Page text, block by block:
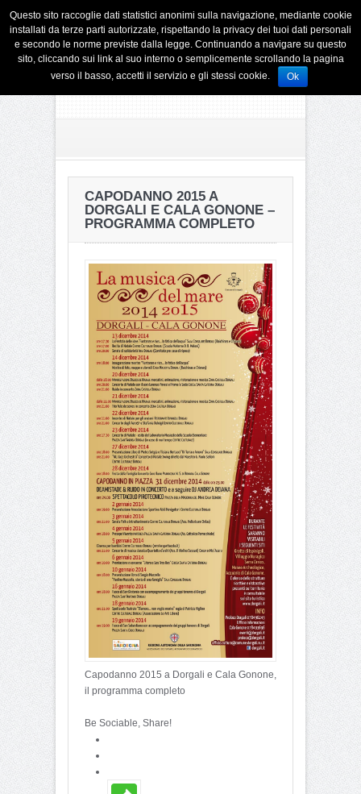
CAPODANNO 2015 A
DORGALI E CALA GONONE –
PROGRAMMA COMPLETO
Capodanno 2015 a Dorgali e Cala Gonone,
il programma completo
Be Sociable, Share!
Questo sito raccoglie dati statistici anonimi sulla navigazione, mediante cookie
installati da terze parti autorizzate, rispettando la privacy dei tuoi dati personali
e secondo le norme previste dalla legge. Continuando a navigare su questo
sito, cliccando sui link al suo interno o semplicemente scrollando la pagina
verso il basso, accetti il servizio e gli stessi cookie.
Ok